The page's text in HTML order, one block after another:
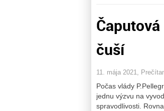
čuší
11. mája 2021,
Počas vlády
jednu výzvu na
spravodlivosti.